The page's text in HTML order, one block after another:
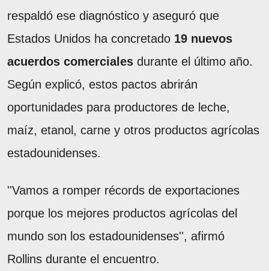
respaldó ese diagnóstico y aseguró que
Estados Unidos ha concretado 19 nuevos
acuerdos comerciales durante el último año.
Según explicó, estos pactos abrirán
oportunidades para productores de leche,
maíz, etanol, carne y otros productos agrícolas
estadounidenses.
''Vamos a romper récords de exportaciones
porque los mejores productos agrícolas del
mundo son los estadounidenses'', afirmó
Rollins durante el encuentro.